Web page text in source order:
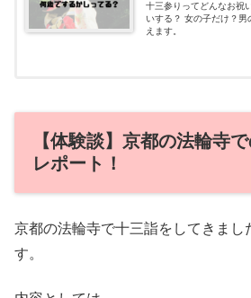
十三参りってどんなお祝
いする？ 女の子だけ？男
えます。
【体験談】京都の法輪寺
レポート！
京都の法輪寺で十三詣をしてきまし
す。